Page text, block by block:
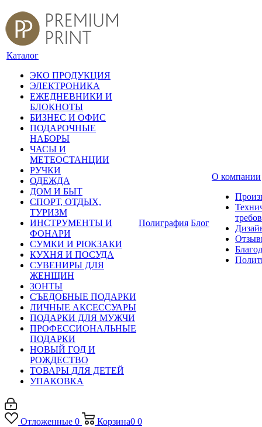
Каталог
ЭКО ПРОДУКЦИЯ
ЭЛЕКТРОНИКА
ЕЖЕДНЕВНИКИ И
БЛОКНОТЫ
БИЗНЕС И ОФИС
ПОДАРОЧНЫЕ
НАБОРЫ
ЧАСЫ И
МЕТЕОСТАНЦИИ
РУЧКИ
ОДЕЖДА
ДОМ И БЫТ
СПОРТ, ОТДЫХ,
ТУРИЗМ
ИНСТРУМЕНТЫ И
ФОНАРИ
СУМКИ И РЮКЗАКИ
КУХНЯ И ПОСУДА
СУВЕНИРЫ ДЛЯ
ЖЕНЩИН
ЗОНТЫ
СЪЕДОБНЫЕ ПОДАРКИ
ЛИЧНЫЕ АКСЕССУАРЫ
ПОДАРКИ ДЛЯ МУЖЧИ
ПРОФЕССИОНАЛЬНЫЕ
ПОДАРКИ
НОВЫЙ ГОД И
РОЖДЕСТВО
ТОВАРЫ ДЛЯ ДЕТЕЙ
УПАКОВКА
Полиграфия Блог
О компании
Отложенные 0 Корзина0 0